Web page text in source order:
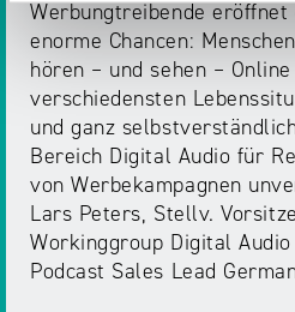
Werbungtreibende
enorme Chancen:
hören – und sehen –
verschiedensten
und ganz
Bereich Digital Audio für
von Werbekampagnen
Lars Peters, Stellv.
Workinggroup Digital Audio
Podcast Sales Lead